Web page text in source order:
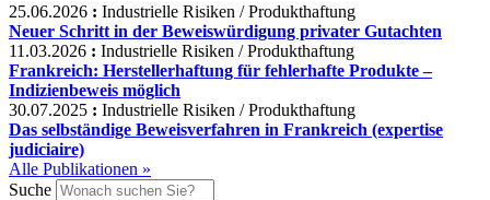
25.06.2026 : Industrielle Risiken / Produkthaftung
Neuer Schritt in der Beweiswürdigung privater Gutachten
11.03.2026 : Industrielle Risiken / Produkthaftung
Frankreich: Herstellerhaftung für fehlerhafte Produkte –
Indizienbeweis möglich
30.07.2025 : Industrielle Risiken / Produkthaftung
Das selbständige Beweisverfahren in Frankreich (expertise
judiciaire)
Alle Publikationen »
Suche